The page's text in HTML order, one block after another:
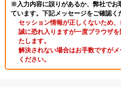
※入力内容に誤りがあるか、弊社でお
ています。下記メッセージをご確認く
セッション情報が正しくないため
誠に恐れ入りますが一度ブラウザ
たします。
解決されない場合はお手数ですが
ください。